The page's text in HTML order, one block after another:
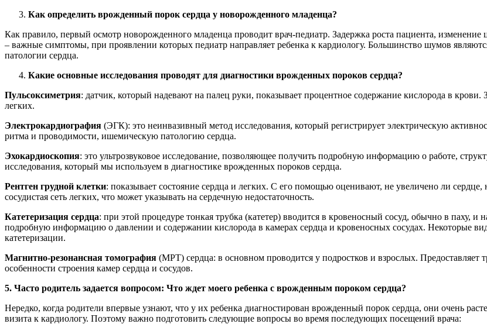
Как определить врожденный порок сердца у новорожденного младенца?
Как правило, первый осмотр новорожденного младенца проводит врач-педиатр. Задержка роста пациента,
– важные симптомы, при проявлении которых педиатр направляет ребенка к кардиологу. Большинство шумов
патологии сердца.
Какие основные исследования проводят для диагностики врожденных пороков сердца?
Пульсоксиметрия: датчик, который надевают на палец руки, показывает процентное содержание кислорода в
легких.
Электрокардиография (ЭГК): это неинвазивный метод исследования, который регистрирует электрическую
ритма и проводимости, ишемическую патологию сердца.
Эхокардиоскопия: это ультрозвуковое исследование, позволяющее получить подробную информацию о работе,
исследования, который мы используем в диагностике врожденных пороков сердца.
Рентген грудной клетки: показывает состояние сердца и легких. C его помощью оценивают, не увеличено ли
сосудистая сеть легких, что может указывать на сердечную недостаточность.
Катетеризация сердца: при этой процедуре тонкая трубка (катетер) вводится в кровеносный сосуд, обычно в паху, и
подробную информацию о давлении и содержании кислорода в камерах сердца и кровеносных сосудах. Некоторые
катетеризации.
Магнитно-резонансная томография (МРТ) сердца: в основном проводится у подростков и взрослых. Предоставляет
особенности строения камер сердца и сосудов.
5. Часто родитель задается вопросом: Что ждет моего ребенка с врожденным пороком сердца?
Нередко, когда родители впервые узнают, что у их ребенка диагностирован врожденный порок сердца, они очень
визита к кардиологу. Поэтому важно подготовить следующие вопросы во время последующих посещений врача: